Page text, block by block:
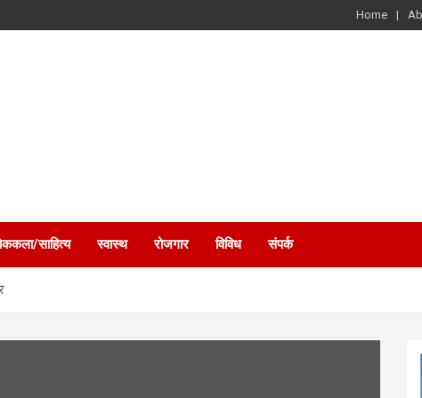
Home
साहित्य स्वास्थ रोजगार विविध संपर्क